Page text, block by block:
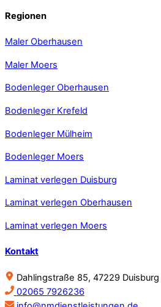
Regionen
Maler Oberhausen
Maler Moers
Bodenleger Oberhausen
Bodenleger Krefeld
Bodenleger Mülheim
Bodenleger Moers
Laminat verlegen Duisburg
Laminat verlegen Oberhausen
Laminat verlegen Moers
Kontakt
Dahlingstraße 85, 47229 Duisburg
02065 7926236